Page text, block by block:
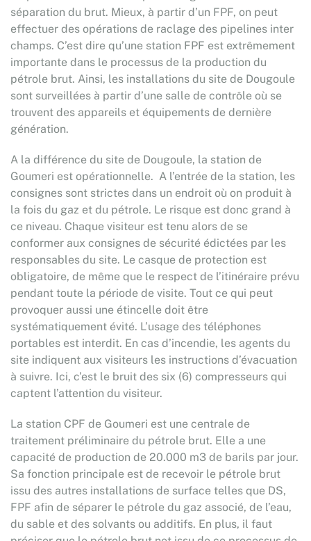
séparation du brut. Mieux, à partir d’un FPF, on peut
effectuer des opérations de raclage des pipelines inter
champs. C’est dire qu’une station FPF est extrêmement
importante dans le processus de la production du
pétrole brut. Ainsi, les installations du site de Dougoule
sont surveillées à partir d’une salle de contrôle où se
trouvent des appareils et équipements de dernière
génération.
A la différence du site de Dougoule, la station de
Goumeri est opérationnelle. A l’entrée de la station, les
consignes sont strictes dans un endroit où on produit à
la fois du gaz et du pétrole. Le risque est donc grand à
ce niveau. Chaque visiteur est tenu alors de se
conformer aux consignes de sécurité édictées par les
responsables du site. Le casque de protection est
obligatoire, de même que le respect de l’itinéraire prévu
pendant toute la période de visite. Tout ce qui peut
provoquer aussi une étincelle doit être
systématiquement évité. L’usage des téléphones
portables est interdit. En cas d’incendie, les agents du
site indiquent aux visiteurs les instructions d’évacuation
à suivre. Ici, c’est le bruit des six (6) compresseurs qui
captent l’attention du visiteur.
La station CPF de Goumeri est une centrale de
traitement préliminaire du pétrole brut. Elle a une
capacité de production de 20.000 m3 de barils par jour.
Sa fonction principale est de recevoir le pétrole brut
issu des autres installations de surface telles que DS,
FPF afin de séparer le pétrole du gaz associé, de l’eau,
du sable et des solvants ou additifs. En plus, il faut